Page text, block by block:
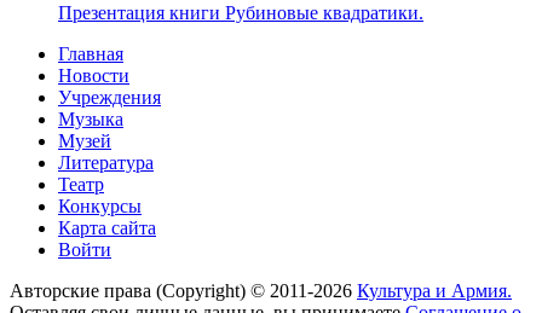
Презентация книги Рубиновые квадратики.
Главная
Новости
Учреждения
Музыка
Музей
Литература
Театр
Конкурсы
Карта сайта
Войти
Авторские права (Copyright) © 2011-2026 Культура и Армия.